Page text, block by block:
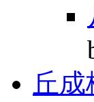
丘